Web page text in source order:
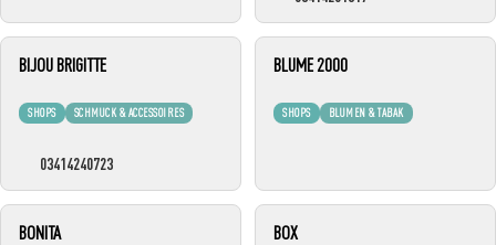
SHOPS SCHMUCK & ACCESSOIRES
BIJOU BRIGITTE
03414240723
SHOPS BLUMEN & TABAK
BLUME 2000
BONITA BOX